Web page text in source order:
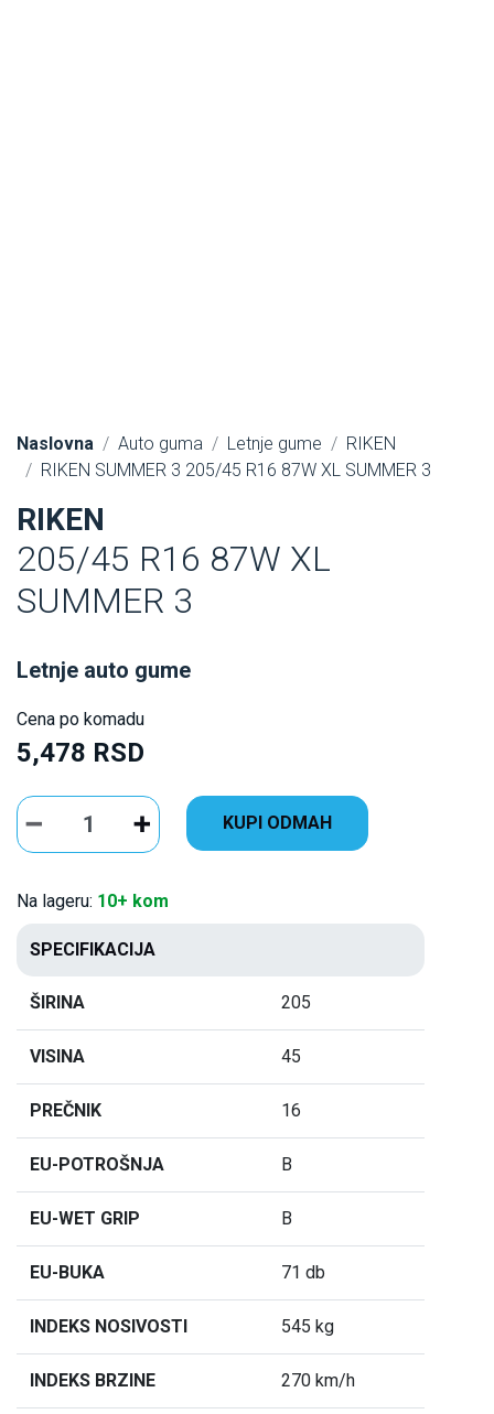
Naslovna Auto guma Letnje gume
RIKEN
RIKEN SUMMER 3 205/45 R16 87W XL SUMMER 3
RIKEN
205/45 R16 87W XL
SUMMER 3
Letnje auto gume
Cena po komadu
5,478 RSD
KUPI ODMAH
Na lageru: 10+ kom
SPECIFIKACIJA
ŠIRINA 205
VISINA 45
PREČNIK 16
EU-POTROŠNJA B
EU-WET GRIP B
EU-BUKA 71 db
INDEKS NOSIVOSTI 545 kg
INDEKS BRZINE 270 km/h